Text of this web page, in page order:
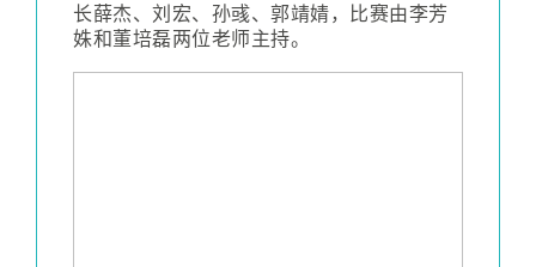
长薛杰、刘宏、孙彧、郭靖婧，比赛由李芳
姝和董培磊两位老师主持。